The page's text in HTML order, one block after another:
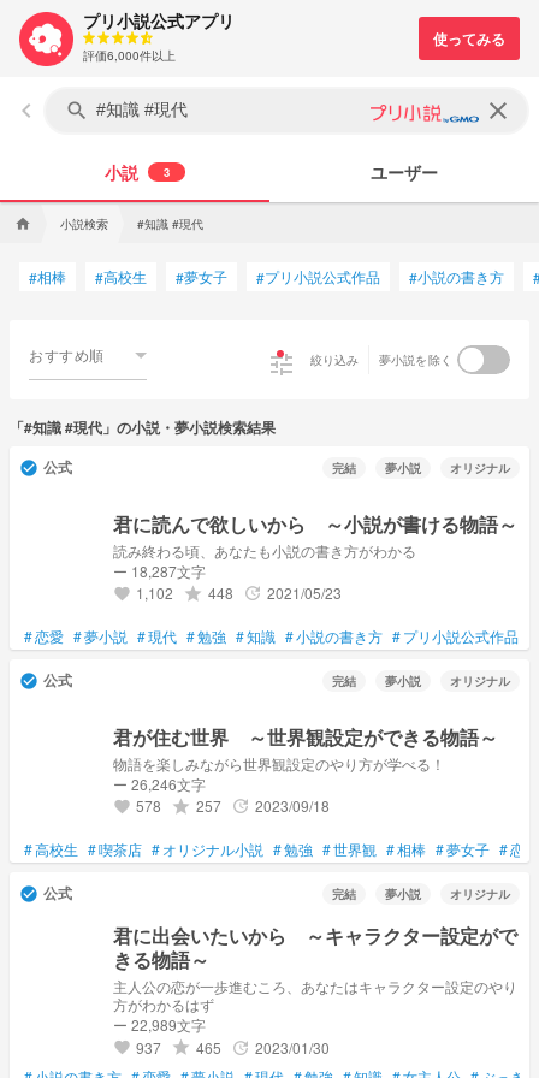
プリ小説公式アプリ
評価6,000件以上
keyboard_arrow_left search clear
小説 3 ユーザー
home 小説検索 #知識 #現代
#相棒 #高校生 #夢女子 #プリ小説公式作品 #小説の書き方
おすすめ順 tune 絞り込み 夢小説を除く
「#知識 #現代」の小説・夢小説検索結果
check_circle 公式 完結 夢小説 オリジナル
君に読んで欲しいから ～小説が書ける物語～
読み終わる頃、あなたも小説の書き方がわかる
ー 18,287文字
favorite 1,102 grade 448 update 2021/05/23
#恋愛 #夢小説 #現代 #勉強 #知識 #小説の書き方 #プリ小説公式作品
check_circle 公式 完結 夢小説 オリジナル
君が住む世界 ～世界観設定ができる物語～
物語を楽しみながら世界観設定のやり方が学べる！
ー 26,246文字
favorite 578 grade 257 update 2023/09/18
#高校生 #喫茶店 #オリジナル小説 #勉強 #世界観 #相棒 #夢女子 #恋愛
check_circle 公式 完結 夢小説 オリジナル
君に出会いたいから ～キャラクター設定がで
きる物語～
主人公の恋が一歩進むころ、あなたはキャラクター設定のやり
方がわかるはず
ー 22,989文字
favorite 937 grade 465 update 2023/01/30